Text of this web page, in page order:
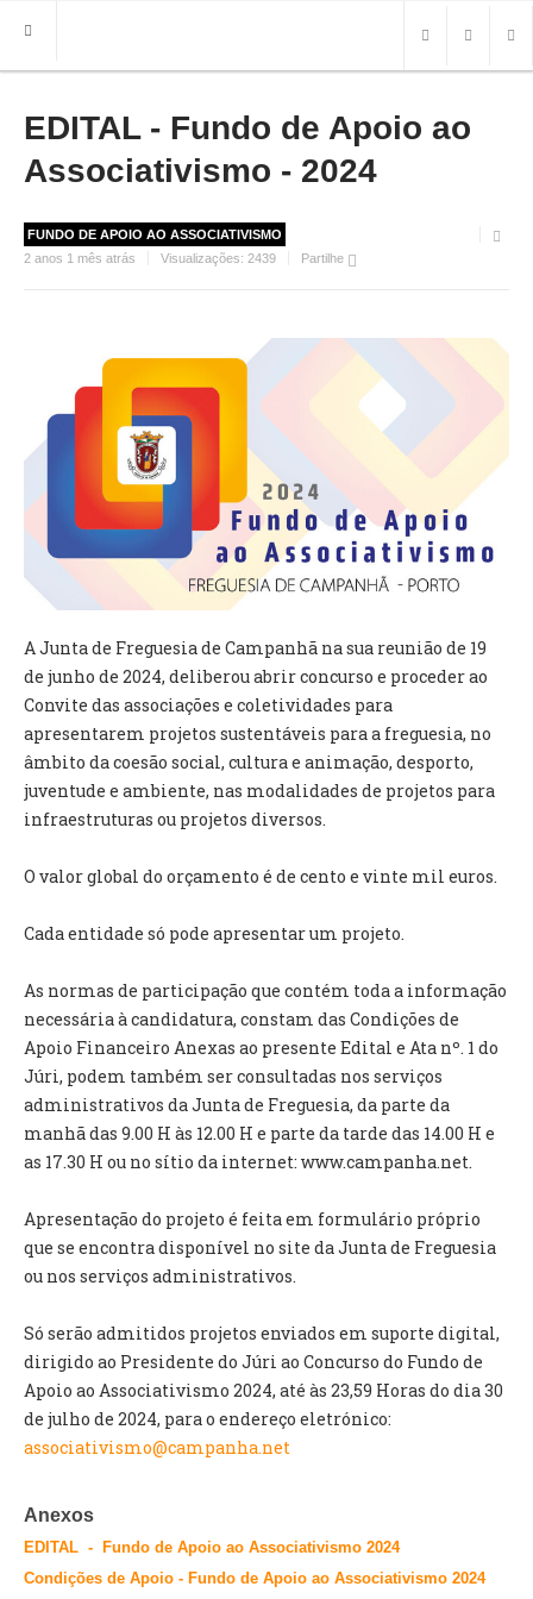
HOME
FREGUESIA
INFO
HISTÓRIA
CONTACTOS ÚTEIS
IMPRENSA
VÍDEOS
AUTARQUIA
CONSTITUIÇÃO
PRESIDENTE
EXECUTIVO E PELOUROS
ASSEMBLEIA DE FREGUESIA
GRAVAÇÕES DAS REUNIÕES PÚBLICAS DO EXECUTIVO
ATAS E DOCUMENTOS DA ASSEMBLEIA
REGULAMENTOS E TAXAS
PLANO E ORÇAMENTO
RELATÓRIO E CONTAS
INVENTÁRIO
RECRUTAMENTO PESSOAL
CÓDIGO DE CONDUTA
ORÇAMENTO COLABORATIVO
SUBVENÇÕES PÚBLICAS
SERVIÇOS
SECRETARIA
CANÍDEOS
CEMITÉRIO
EMPREGO (GIP)
EDITAL - Fundo de Apoio ao
Associativismo - 2024
FUNDO DE APOIO AO ASSOCIATIVISMO
2 anos 1 mês atrás
Visualizações: 2439 Partilhe
A Junta de Freguesia de Campanhã na sua reunião de 19
de junho de 2024, deliberou abrir concurso e proceder ao
Convite das associações e coletividades para
apresentarem projetos sustentáveis para a freguesia, no
âmbito da coesão social, cultura e animação, desporto,
juventude e ambiente, nas modalidades de projetos para
infraestruturas ou projetos diversos.
O valor global do orçamento é de cento e vinte mil euros.
Cada entidade só pode apresentar um projeto.
As normas de participação que contém toda a informação
necessária à candidatura, constam das Condições de
Apoio Financeiro Anexas ao presente Edital e Ata nº. 1 do
Júri, podem também ser consultadas nos serviços
administrativos da Junta de Freguesia, da parte da
manhã das 9.00 H às 12.00 H e parte da tarde das 14.00 H e
as 17.30 H ou no sítio da internet: www.campanha.net.
Apresentação do projeto é feita em formulário próprio
que se encontra disponível no site da Junta de Freguesia
ou nos serviços administrativos.
Só serão admitidos projetos enviados em suporte digital,
dirigido ao Presidente do Júri ao Concurso do Fundo de
Apoio ao Associativismo 2024, até às 23,59 Horas do dia 30
de julho de 2024, para o endereço eletrónico:
associativismo@campanha.net
Anexos
EDITAL - Fundo de Apoio ao Associativismo 2024
Condições de Apoio - Fundo de Apoio ao Associativismo 2024